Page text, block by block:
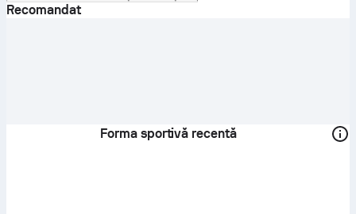
Recomandat
Forma sportivă recentă